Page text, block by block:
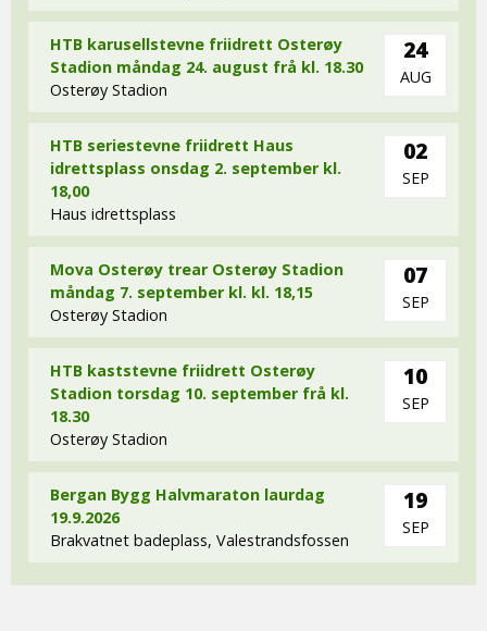
HTB karusellstevne friidrett Osterøy
Stadion måndag 24. august frå kl. 18.30
Osterøy Stadion
24
AUG
HTB seriestevne friidrett Haus
idrettsplass onsdag 2. september kl.
18,00
Haus idrettsplass
02
SEP
Mova Osterøy trear Osterøy Stadion
måndag 7. september kl. kl. 18,15
Osterøy Stadion
07
SEP
HTB kaststevne friidrett Osterøy
Stadion torsdag 10. september frå kl.
18.30
Osterøy Stadion
10
SEP
Bergan Bygg Halvmaraton laurdag
19.9.2026
Brakvatnet badeplass, Valestrandsfossen
19
SEP